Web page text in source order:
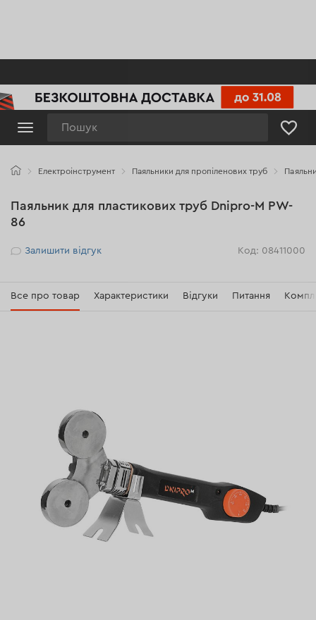
Електроінструмент Паяльники для пропіленових труб
Паяльник для пластикових труб Dnipro-M PW-
86
Рейтинг
Залишити відгук Код: 08411000
Все про товар Характеристики Відгуки Питання